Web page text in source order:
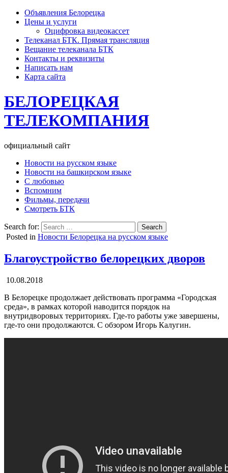
Объявления Белорецка
Цены и услуги
Оцифровка видеокассет
Телеканал БТК. Прямая трансляция
Вещание телеканала БТК
Контакты и реквизиты
Написать нам
Карта сайта
БЕЛОРЕЦКАЯ
ТЕЛЕКОМПАНИЯ
официальный сайт
Новости на русском языке
Новости на башкирском языке
С любовью
Вспомним
Фильмы, передачи
Смотреть БТК
Search for:
Posted in Новости Белорецка на русском языке
Благоустройство белорецких дворов
10.08.2018
В Белорецке продолжает действовать программа «Городская
среда», в рамках которой наводится порядок на
внутридворовых территориях. Где-то работы уже завершены,
где-то они продолжаются. С обзором Игорь Калугин.